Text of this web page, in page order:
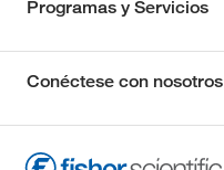
Programas y Servicios
Conéctese con nosotros